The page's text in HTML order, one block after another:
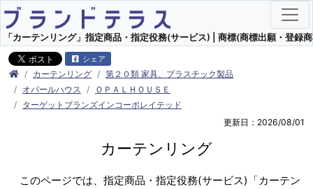
「カーテンリング」指定商品・指定役務(サービス) | 商標(商標出願・登録
シェア
カーテンリング
第２０類 家具、プラスチック製品
オパールハウス
ＯＰＡＬＨＯＵＳＥ
ターゲットブランズインコーポレイテッド
更新日：2026/08/01
カーテンリング
このページでは、指定商品・指定役務(サービス)「カーテン